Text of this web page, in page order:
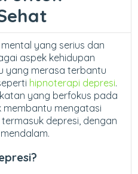
yang serius dan
aspek kehidupan
yang merasa terbantu
hipnoterapi depresi.
yang berfokus pada
membantu mengatasi
depresi, dengan